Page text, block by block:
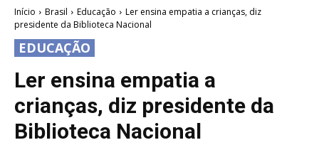
Início Brasil Educação
Ler ensina empatia a crianças, diz
presidente da Biblioteca Nacional
EDUCAÇÃO
Ler ensina empatia a
crianças, diz presidente da
Biblioteca Nacional